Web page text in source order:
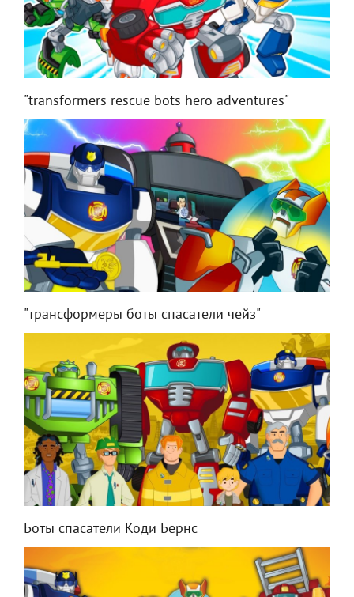
"transformers rescue bots hero adventures"
"трансформеры боты спасатели чейз"
Боты спасатели Коди Бернс